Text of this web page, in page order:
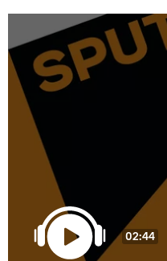
02:44